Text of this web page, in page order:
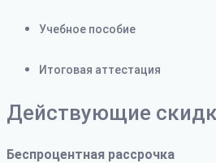
Учебное пособие
Итоговая аттестация
Действующие
Беспроцентная рассрочка